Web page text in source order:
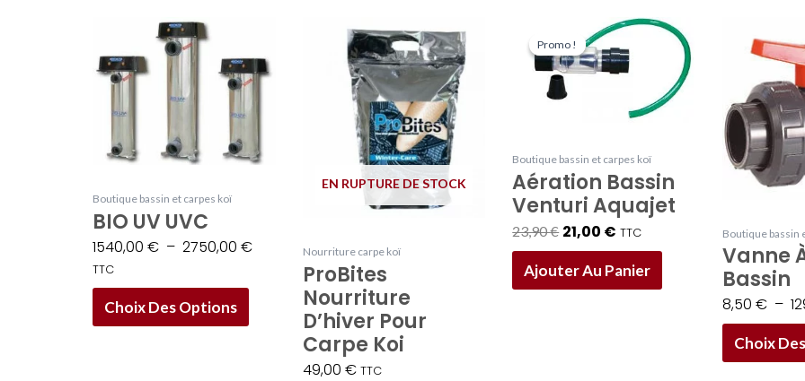
Boutique bassin et carpes koï
BIO UV UVC
1540,00€ – 2750,00€
prix :
1540,00 €
à
2750,00 €
TTC
Choix Des Options
a
Les
choisies
page
EN RUPTURE DE STOCK
Nourriture carpe koï
ProBites
Nourriture
D’hiver Pour
Carpe Koi
49,00 € TTC
Promo !
Promo !
Boutique bassin et carpes koï
Aération Bassin
Venturi Aquajet
23,90€
prix
initial
était :
21,00 €
Le
prix
actuel
21,00 €.
TTC
Ajouter Au Panier
Boutique bassin
Vanne
Bassin
8,50 € –
Choix